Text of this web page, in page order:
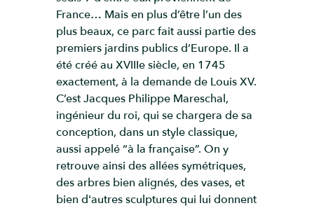
France… Mais en plus d’être l’un des
plus beaux, ce parc fait aussi partie des
premiers jardins publics d’Europe. Il a
été créé au XVIIIe siècle, en 1745
exactement, à la demande de Louis XV.
C’est Jacques Philippe Mareschal,
ingénieur du roi, qui se chargera de sa
conception, dans un style classique,
aussi appelé “à la française”. On y
retrouve ainsi des allées symétriques,
des arbres bien alignés, des vases, et
bien d'autres sculptures qui lui donnent